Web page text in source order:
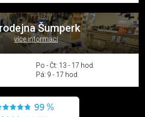
Šumperk
více informací
Po - Čt: 13 - 17 hod.
Pá: 9 - 17 hod.